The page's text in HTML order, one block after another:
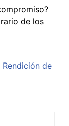
de los
Rendición de